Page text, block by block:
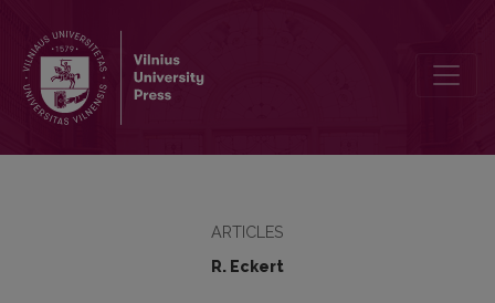
ARTICLES
R. Eckert